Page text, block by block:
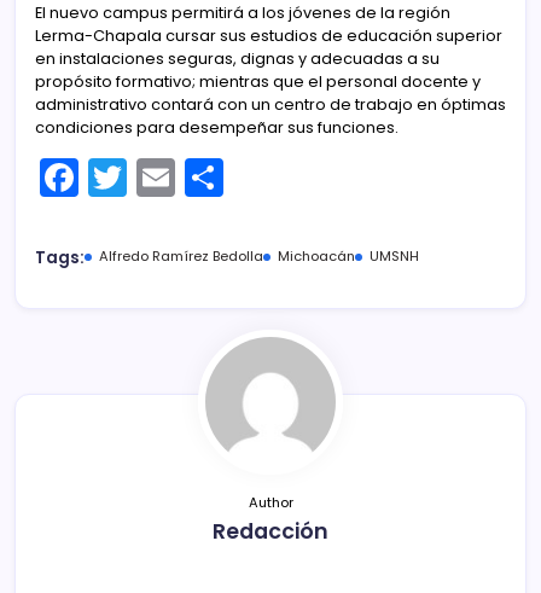
El nuevo campus permitirá a los jóvenes de la región
Lerma-Chapala cursar sus estudios de educación superior
en instalaciones seguras, dignas y adecuadas a su
propósito formativo; mientras que el personal docente y
administrativo contará con un centro de trabajo en óptimas
condiciones para desempeñar sus funciones.
F
a
c
T
w
itt
E
m
ai m
ar
tir
Tags: Alfredo Ramírez Bedolla Michoacán UMSNH
Author
Redacción